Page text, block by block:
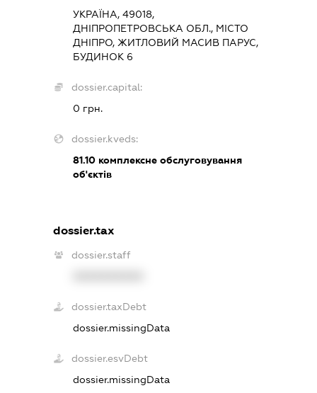
УКРАЇНА, 49018,
ДНІПРОПЕТРОВСЬКА ОБЛ., МІСТО
ДНІПРО, ЖИТЛОВИЙ МАСИВ ПАРУС,
БУДИНОК 6
dossier.capital:
0 грн.
dossier.kveds:
81.10 комплексне обслуговування
об'єктів
dossier.tax
dossier.staff
dossier.taxDebt
dossier.missingData
dossier.esvDebt
dossier.missingData